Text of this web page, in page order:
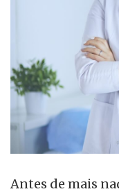
Antes de mais